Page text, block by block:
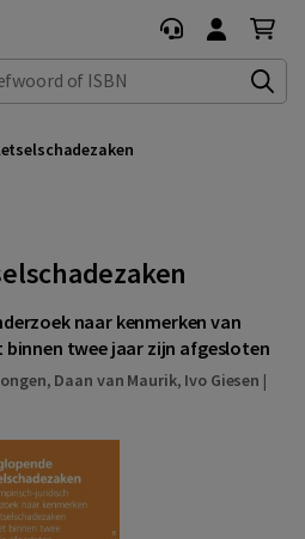
of ISBN
naar kenmerken van
binnen twee jaar zijn afgesloten
, Daan van Maurik, Ivo Giesen |